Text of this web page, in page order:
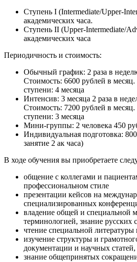
Ступень I (Intermediate/Upper-
академических часа.
Ступень II (Upper-Intermediate/
академических часа
Периодичность и стоимость:
Обычный график: 2 раза в
Стоимость: 6600 рублей в
ступени: 4 месяца
Интенсив: 3 месяца 2 раза в
Стоимость: 7200 рублей в
ступени: 3 месяца
Мини-группы: 2 человека 450
Индивидуальная подготовка:
занятие 2 ак часа)
В ходе обучения вы приобретаете
общение с коллегами и
профессиональном стиле
презентации кейсов на
специализированных
владение общей и специальной
терминологией, знание русских
чтение специальной литературы
изучение структуры и
документации и научных статей,
знание общепринятых